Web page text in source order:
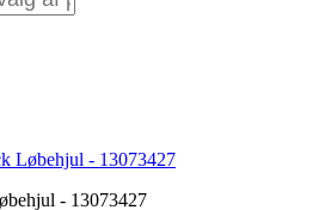
Løbehjul - 13073427